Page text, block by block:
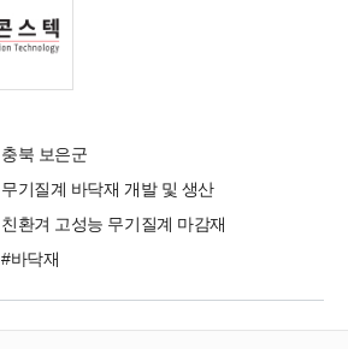
충북 보은군
무기질계 바닥재 개발 및 생산
친환겨 고성능 무기질계 마감재
#바닥재